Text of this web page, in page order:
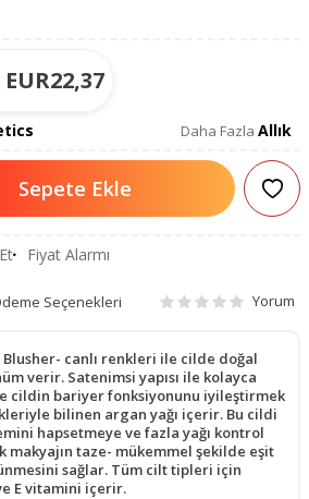
EUR22,37
Daha Fazla Allık
Sepete Ekle
Fiyat Alarmı
Seçenekleri Yorum
Blusher- canlı renkleri ile cilde doğal
verir. Satenimsi yapısı ile kolayca
cildin bariyer fonksiyonunu iyileştirmek
bilinen argan yağı içerir. Bu cildi
hapsetmeye ve fazla yağı kontrol
makyajın taze- mükemmel şekilde eşit
sağlar. Tüm cilt tipleri için
E vitamini içerir.